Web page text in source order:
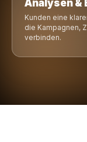
Alles,
um
Multi-